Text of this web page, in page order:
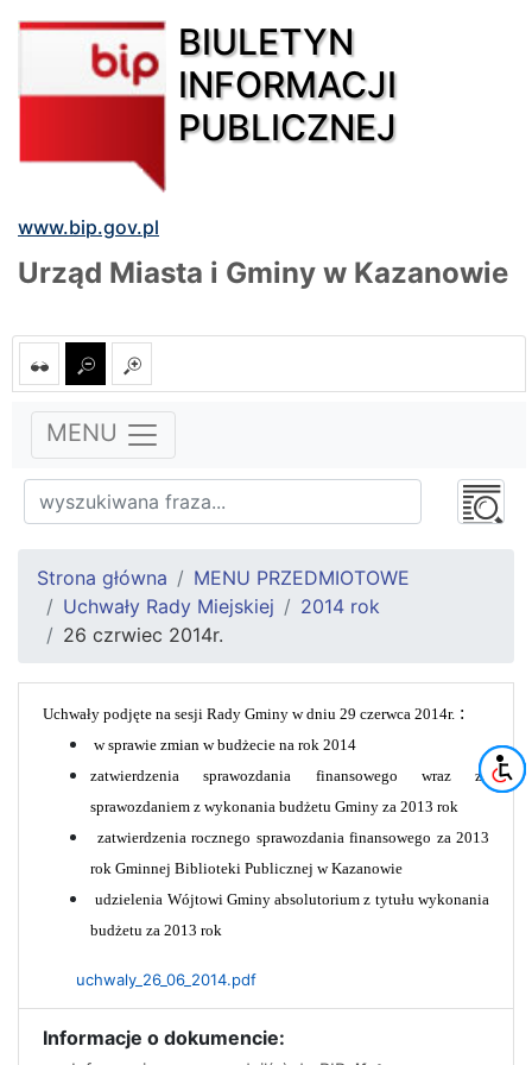
BIULETYN
INFORMACJI
PUBLICZNEJ
www.bip.gov.pl
Urząd Miasta i Gminy w Kazanowie
MENU
Strona główna
MENU PRZEDMIOTOWE
Uchwały Rady Miejskiej
2014 rok
26 czrwiec 2014r.
Uchwały podjęte na sesji Rady Gminy w dniu 29 czerwca 2014r. :
w sprawie zmian w budżecie na rok 2014
zatwierdzenia sprawozdania finansowego wraz ze
sprawozdaniem z wykonania budżetu Gminy za 2013 rok
zatwierdzenia rocznego sprawozdania finansowego za 2013
rok Gminnej Biblioteki Publicznej w Kazanowie
udzielenia Wójtowi Gminy absolutorium z tytułu wykonania
budżetu za 2013 rok
uchwaly_26_06_2014.pdf
Informacje o dokumencie: